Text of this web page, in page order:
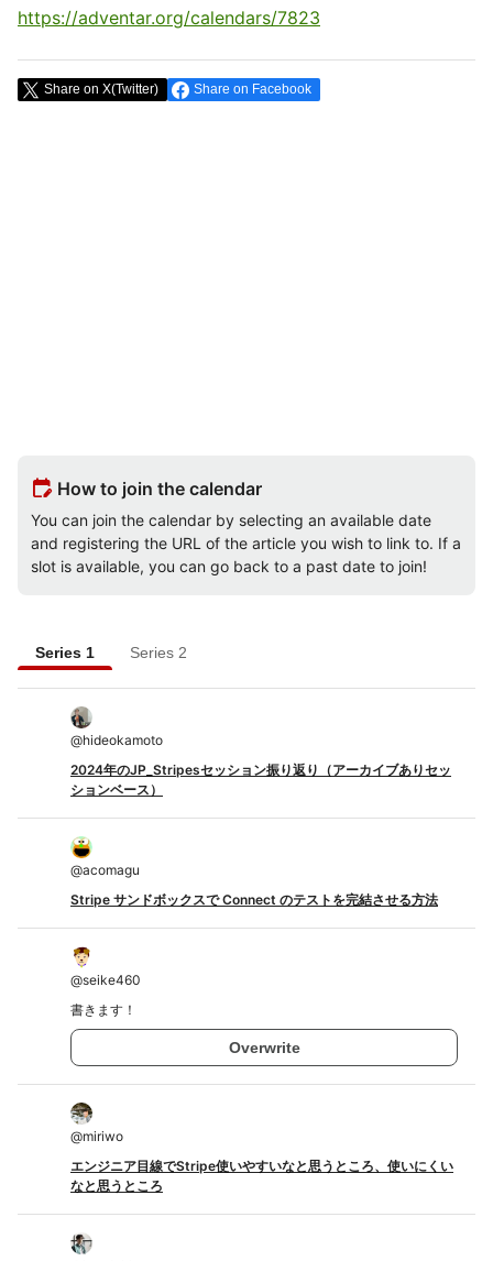
https://adventar.org/calendars/7823
Share on X(Twitter) Share on Facebook
edit_calendar How to join the calendar
You can join the calendar by selecting an available date
and registering the URL of the article you wish to link to. If a
slot is available, you can go back to a past date to join!
Series 1 Series 2
@hideokamoto
2024年のJP_Stripesセッション振り返り（アーカイブありセッ
ションベース）
@acomagu
Stripe サンドボックスで Connect のテストを完結させる方法
@seike460
書きます！
Overwrite
@miriwo
エンジニア目線でStripe使いやすいなと思うところ、使いにくい
なと思うところ